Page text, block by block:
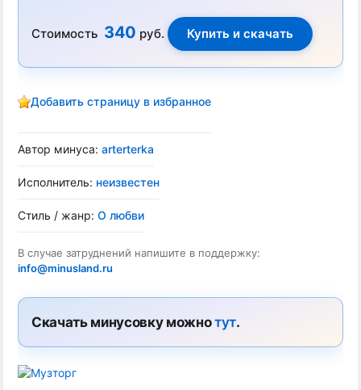
Стоимость 340 руб.
Добавить страницу в избранное
Автор минуса: arterterka
Исполнитель: неизвестен
Стиль / жанр: О любви
В случае затруднений напишите в поддержку:
info@minusland.ru
Скачать минусовку можнотут.